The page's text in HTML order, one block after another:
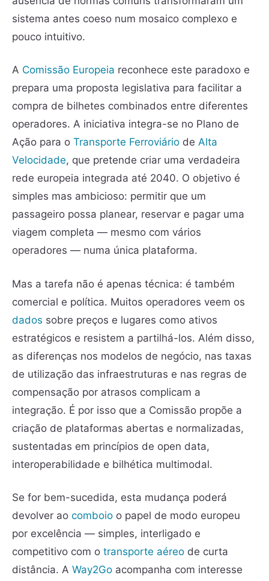
sistema antes coeso num mosaico complexo e
pouco intuitivo.
A Comissão Europeia reconhece este paradoxo e
prepara uma proposta legislativa para facilitar a
compra de bilhetes combinados entre diferentes
operadores. A iniciativa integra-se no Plano de
Ação para o Transporte Ferroviário de Alta
Velocidade, que pretende criar uma verdadeira
rede europeia integrada até 2040. O objetivo é
simples mas ambicioso: permitir que um
passageiro possa planear, reservar e pagar uma
viagem completa — mesmo com vários
operadores — numa única plataforma.
Mas a tarefa não é apenas técnica: é também
comercial e política. Muitos operadores veem os
dados sobre preços e lugares como ativos
estratégicos e resistem a partilhá-los. Além disso,
as diferenças nos modelos de negócio, nas taxas
de utilização das infraestruturas e nas regras de
compensação por atrasos complicam a
integração. É por isso que a Comissão propõe a
criação de plataformas abertas e normalizadas,
sustentadas em princípios de open data,
interoperabilidade e bilhética multimodal.
Se for bem-sucedida, esta mudança poderá
devolver ao comboio o papel de modo europeu
por excelência — simples, interligado e
competitivo com o transporte aéreo de curta
distância. A Way2Go acompanha com interesse